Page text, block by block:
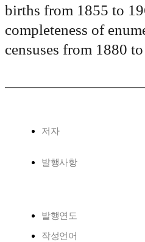
births from 1855 to
completeness of
censuses from 1880
저자
발행사항
발행연도
작성언어